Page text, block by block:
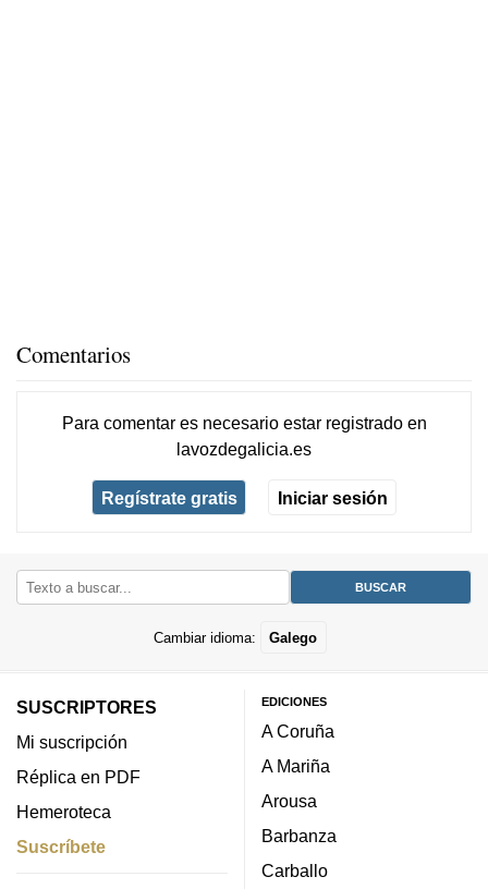
Comentarios
Para comentar es necesario estar registradoen
lavozdegalicia.es
Regístrate gratis Iniciar sesión
Cambiar idioma: Galego
SUSCRIPTORES
Mi suscripción
Réplica en PDF
Hemeroteca
Suscríbete
EDICIONES
A Coruña
A Mariña
Arousa
Barbanza
Carballo